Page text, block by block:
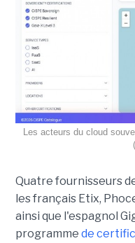
Les acteurs du cloud
Quatre fournisseurs
les français Etix,
ainsi que l'espagnol
programme de